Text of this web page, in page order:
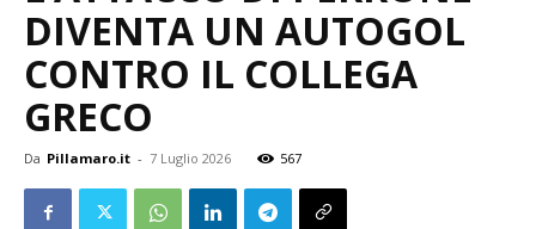
DIVENTA UN AUTOGOL
CONTRO IL COLLEGA
GRECO
Da Pillamaro.it - 7 Luglio 2026 567